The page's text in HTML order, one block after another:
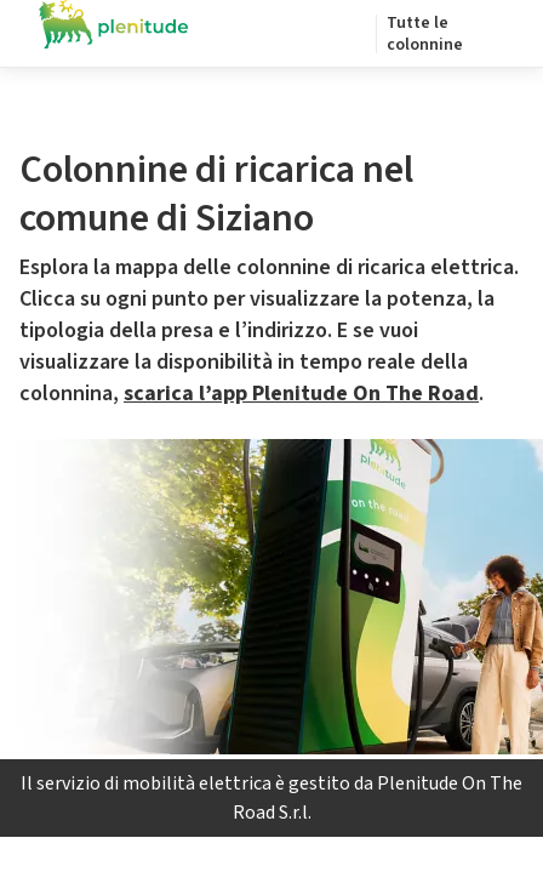
Tutte le
colonnine
Colonnine di ricarica nel
comune di Siziano
Esplora la mappa delle colonnine di ricarica elettrica.
Clicca su ogni punto per visualizzare la potenza, la
tipologia della presa e l’indirizzo. E se vuoi
visualizzare la disponibilità in tempo reale della
colonnina, scarica l’app Plenitude On The Road.
Il servizio di mobilità elettrica è gestito da Plenitude On The
Road S.r.l.